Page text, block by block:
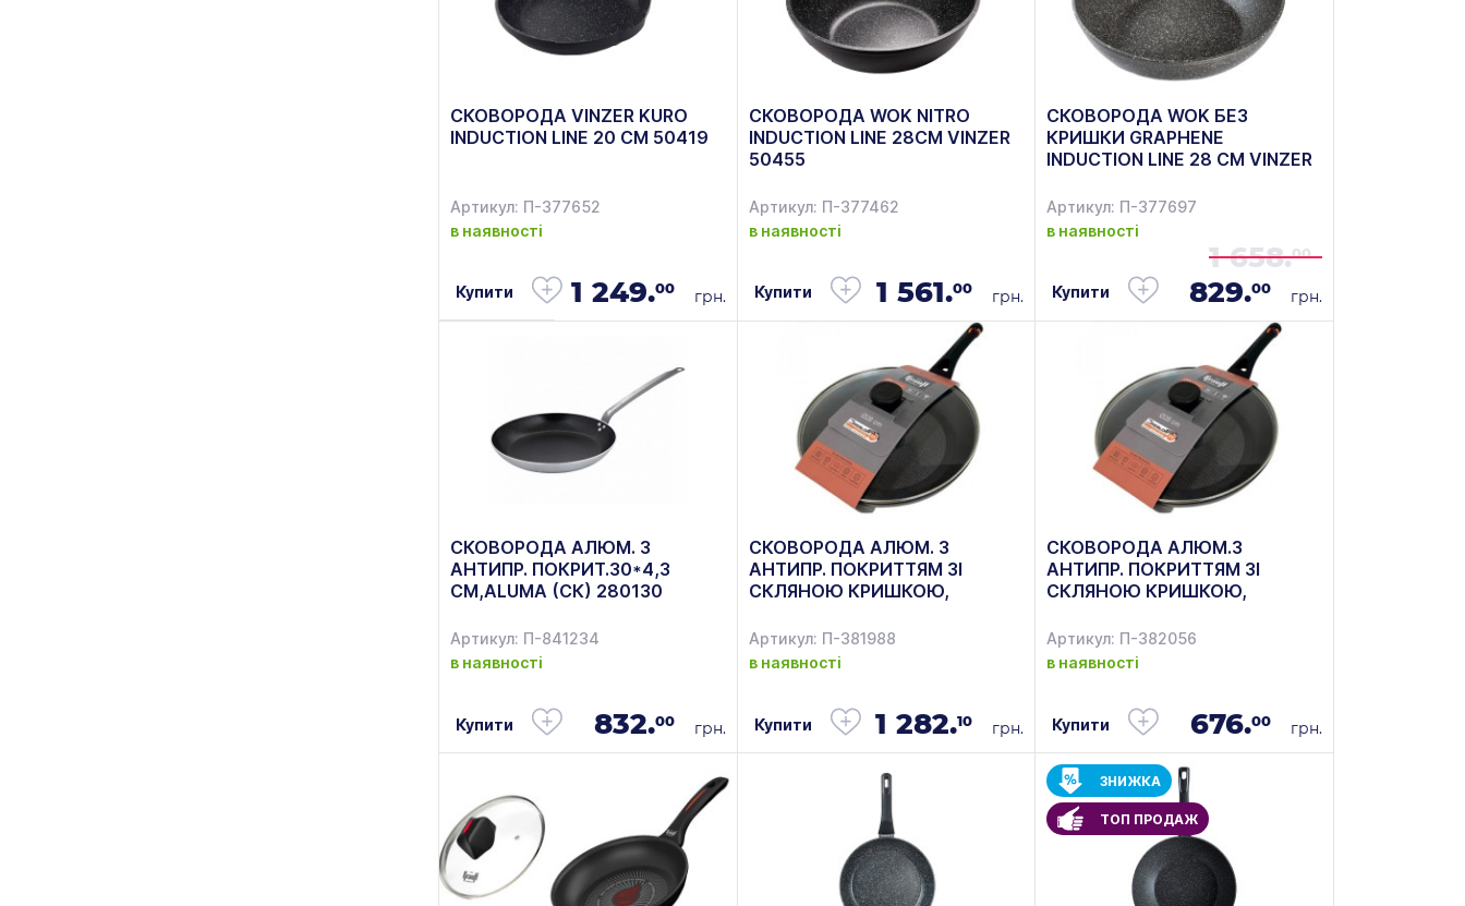
СКОВОРОДА VINZER KURO
INDUCTION LINE 20 СМ 50419
Артикул: П-377652
в наявності
Купити 1 249.00 грн.
СКОВОРОДА WOK NITRO
INDUCTION LINE 28СМ VINZER
50455
Артикул: П-377462
в наявності
Купити 1 561.00 грн.
СКОВОРОДА WOK БЕЗ
КРИШКИ GRAPHENE
INDUCTION LINE 28 СМ VINZER
Артикул: П-377697
в наявності
1 658.00
Купити 829.00 грн.
СКОВОРОДА АЛЮМ. З
АНТИПР. ПОКРИТ.30*4,3
СМ,ALUMA (СК) 280130
Артикул: П-841234
в наявності
Купити 832.00 грн.
СКОВОРОДА АЛЮМ. З
АНТИПР. ПОКРИТТЯМ ЗІ
СКЛЯНОЮ КРИШКОЮ,
116
Артикул: П-381988
в наявності
Купити 1 282.10 грн.
СКОВОРОДА АЛЮМ.З
АНТИПР. ПОКРИТТЯМ ЗІ
СКЛЯНОЮ КРИШКОЮ,
121
Артикул: П-382056
в наявності
Купити 676.00 грн.
ЗНИЖКА
ТОП ПРОДАЖ